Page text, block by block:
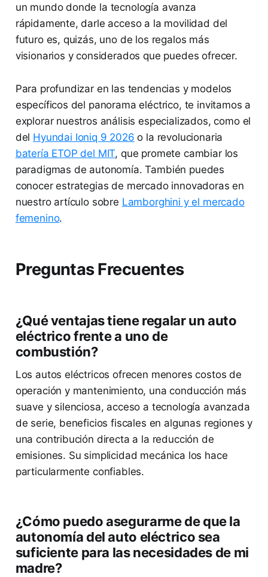
un mundo donde la tecnología avanza
rápidamente, darle acceso a la movilidad del
futuro es, quizás, uno de los regalos más
visionarios y considerados que puedes ofrecer.
Para profundizar en las tendencias y modelos
específicos del panorama eléctrico, te invitamos a
explorar nuestros análisis especializados, como el
del Hyundai Ioniq 9 2026 o la revolucionaria
batería ETOP del MIT, que promete cambiar los
paradigmas de autonomía. También puedes
conocer estrategias de mercado innovadoras en
nuestro artículo sobre Lamborghini y el mercado
femenino.
Preguntas Frecuentes
¿Qué ventajas tiene regalar un auto
eléctrico frente a uno de
combustión?
Los autos eléctricos ofrecen menores costos de
operación y mantenimiento, una conducción más
suave y silenciosa, acceso a tecnología avanzada
de serie, beneficios fiscales en algunas regiones y
una contribución directa a la reducción de
emisiones. Su simplicidad mecánica los hace
particularmente confiables.
¿Cómo puedo asegurarme de que la
autonomía del auto eléctrico sea
suficiente para las necesidades de mi
madre?